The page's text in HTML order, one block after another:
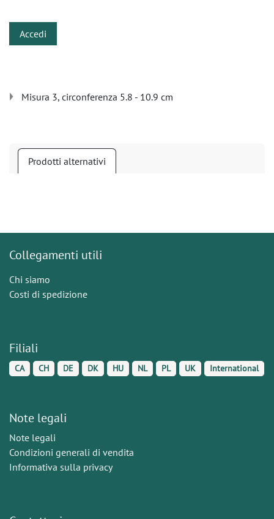
Accedi
Misura 3, circonferenza 5.8 - 10.9 cm
Prodotti alternativi
Collegamenti utili
Chi siamo
Costi di spedizione
Filiali
CA CH DE DK HU NL PL UK International
Note legali
Note legali
Condizioni generali di vendita
Informativa sulla privacy